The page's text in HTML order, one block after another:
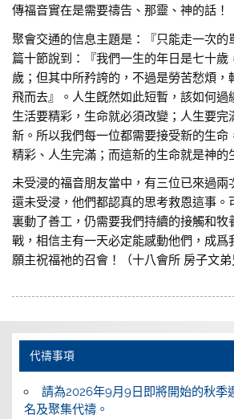
傳福音實在是需要禱告、那靈、神的話！
聚會交通的信息主題是：『只能走一次的
篇十節說到：『我們一生的年日是七十歲
歲；但其中所矜誇的，不過是勞苦愁煩，
飛而去』。人生旣然如此短暫，該如何過
生活要精彩，生命就必須改變；人生要完
新。所以我們每一位都需要接受新的生命
精彩、人生完滿；而這新的生命就是神的
未受浸的福音朋友當中，有三位已來過兩
還未受浸，他們都認真的思考救恩這事。
裏動了善工，仍需要我們持續的接觸和牧
戰，相信主有一天必定能感動他們，成爲
願主祝福祂的召會！（十八會所 房子文弟
代禱事項
請為2026年9月9日即將開始的秋季
名及聚集代禱。